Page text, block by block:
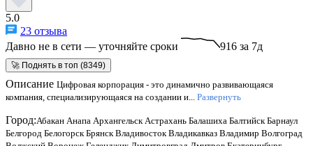
5.0
23 отзыва
Давно не в сети — уточняйте сроки
916 за 7д
🚀 Поднять в топ (8349)
Описание Цифровая корпорация - это динамично развивающаяся
компания, специализирующаяся на создании и...
Развернуть
Город:Абакан Анапа Архангельск Астрахань Балашиха Балтийск Барнаул
Белгород Белогорск Брянск Владивосток Владикавказ Владимир Волгоград